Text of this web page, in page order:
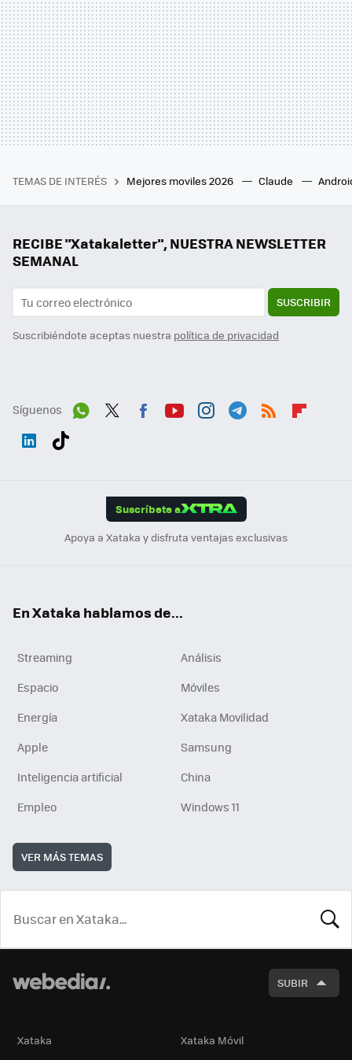
TEMAS DE INTERÉS Mejores moviles 2026 Claude
RECIBE "Xatakaletter", NUESTRA NEWSLETTER
SEMANAL
SUSCRIBIR
Suscribiéndote aceptas nuestra política de privacidad
Síguenos
Suscríbete a
Apoya a Xataka y disfruta ventajas exclusivas
En Xataka hablamos de...
Streaming
Análisis
Espacio
Móviles
Energía
Xataka Movilidad
Apple
Samsung
Inteligencia artificial
China
Empleo
Windows 11
VER MÁS TEMAS
SUBIR
Xataka
Xataka Móvil